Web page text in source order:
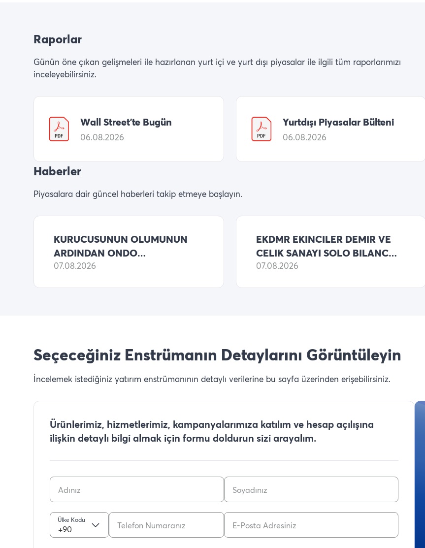
Raporlar
Günün öne çıkan gelişmeleri ile hazırlanan yurt içi ve yurt dışı piyasalar ile ilgili tüm raporlarımızı
inceleyebilirsiniz.
Wall Street’te Bugün
06.08.2026
Yurtdışı Piyasalar Bülteni
06.08.2026
Haberler
Piyasalara dair güncel haberleri takip etmeye başlayın.
KURUCUSUNUN OLUMUNUN
ARDINDAN ONDO
FINANCE’DA GUC
07.08.2026
EKDMR EKINCILER DEMIR VE
CELIK SANAYI SOLO BILANCO
2026 6 AYLIK NET KARI
07.08.2026
Seçeceğiniz Enstrümanın Detaylarını Görüntüleyin
İncelemek istediğiniz yatırım enstrümanının detaylı verilerine bu sayfa üzerinden erişebilirsiniz.
Ürünlerimiz, hizmetlerimiz, kampanyalarımıza katılım ve hesap açılışına
ilişkin detaylı bilgi almak için formu doldurun sizi arayalım.
Ülke Kodu
+90